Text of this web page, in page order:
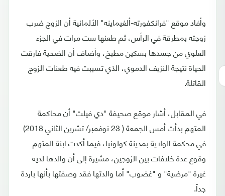
وأفاد موقع "فرانكفورته-ألغيماينه" الألمانية أن الزوج ضرب
زوجته بمطرقة في الرأس، ثم طعنها ست مرات في الجزء
العلوي من جسدها بسكين مطبخ، وأضاف أن الضحية فارقت
الحياة نتيجة النزيف الدموي، الذي تسببت فيه طعنات الزوج
القاتلة.
في المقابل، أشار موقع صحيفة "دي فيلت" أن محاكمة
المتهم بدأت أمس الجمعة ( 23 نوفمبر/ تشرين الثاني 2018)
في محكمة الولاية بمدينة كولونيا، فيما أكدت ابنة المتهم
وقوع عدة خلافات بين الزوجين، مشيرة إلى أن والدها لديه
غيرة "مرضية" و "غضوب" أما والدتها فقد وصفتها بأنها باردة
جداً.